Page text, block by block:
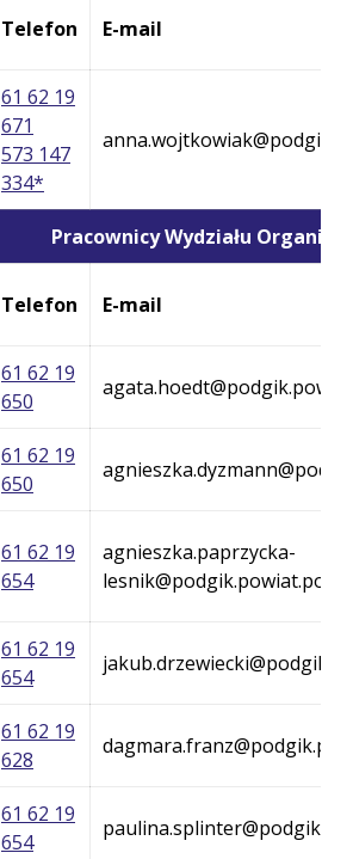
Telefon E-mail
61 62 19
671
573 147
334*
Pracownicy Wydziału
Telefon E-mail
61 62 19
650
61 62 19
650
61 62 19
654
agnieszka.paprzycka-
61 62 19
654
61 62 19
628
61 62 19
654